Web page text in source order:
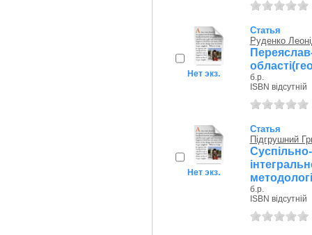
Нет экз.
Статья
Руденко
б.р.
ISBN відсутній
Нет экз.
Статья
Підгрушний
б.р.
ISBN відсутній